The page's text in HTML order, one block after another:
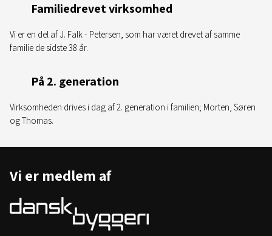
Familiedrevet virksomhed
Vi er en del af J. Falk - Petersen, som har været drevet af samme
familie de sidste 38 år.
På 2. generation
Virksomheden drives i dag af 2. generation i familien; Morten, Søren
og Thomas.
Vi er medlem af